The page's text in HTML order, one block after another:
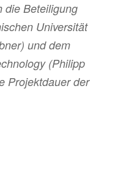
die Beteiligung
Universität
und dem
(Philipp
Projektdauer der